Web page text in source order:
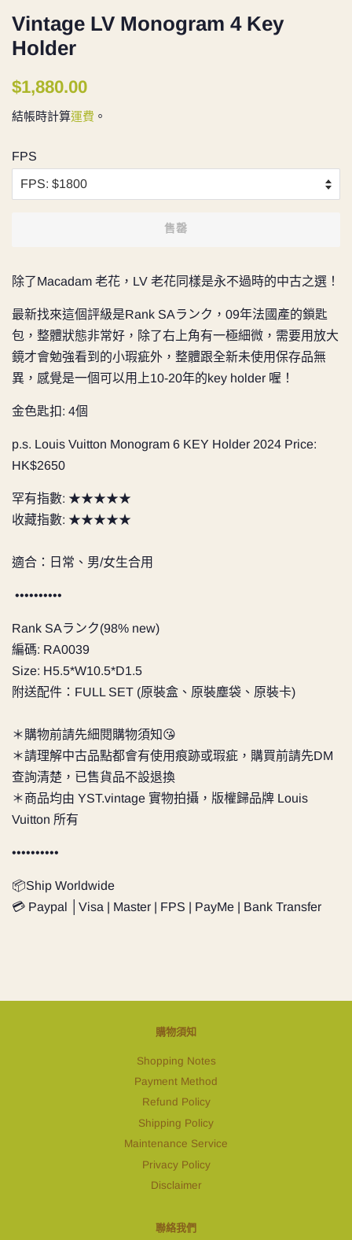
Vintage LV Monogram 4 Key
Holder
定
$1,880.00
結帳時計算運費 。
FPS
售罄
除了Macadam 老花，LV 老花同樣是永不過時的中古之選！
最新找來這個評級是Rank SAランク，09年法國產的鎖匙
包，整體狀態非常好，除了右上角有一極細微，需要用放大
鏡才會勉強看到的小瑕疵外，整體跟全新未使用保存品無
異，感覺是一個可以用上10-20年的key holder 喔！
金色匙扣: 4個
p.s. Louis Vuitton Monogram 6 KEY Holder 2024 Price:
HK$2650
罕有指數: ★★★★★
收藏指數: ★★★★★
適合：日常、男/女生合用
••••••••••
Rank SAランク(98% new)
編碼: RA0039
Size: H5.5*W10.5*D1.5
附送配件：FULL SET (原裝盒、原裝塵袋、原裝卡)
＊購物前請先細閱購物須知😘
＊請理解中古品點都會有使用痕跡或瑕疵，購買前請先DM
查詢清楚，已售貨品不設退換
＊商品均由 YST.vintage 實物拍攝，版權歸品牌 Louis
Vuitton 所有
••••••••••
📦Ship Worldwide
💳 Paypal │Visa | Master | FPS | PayMe | Bank Transfer
購物須知
Shopping Notes
Payment Method
Refund Policy
Shipping Policy
Maintenance Service
Privacy Policy
Disclaimer
聯絡我們